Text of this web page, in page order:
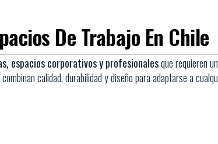
De Trabajo En Chile
espacios corporativos y profesionalesque requieren un
calidad, durabilidad y diseño para adaptarse a